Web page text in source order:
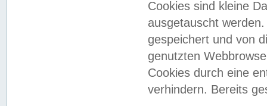
Cookies sind kleine
ausgetauscht
gespeichert und von
genutzten
Cookies durch eine
verhindern. Bereits